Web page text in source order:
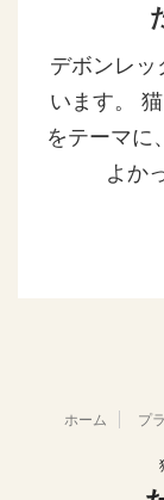
デボンレッ
います。
をテーマに
よか
ホーム プ